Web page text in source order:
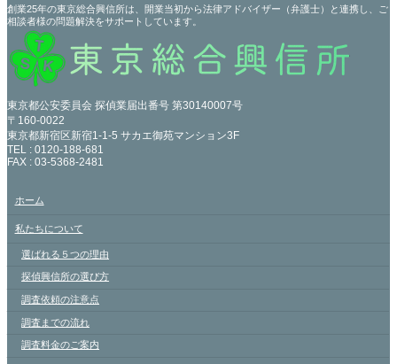
創業25年の東京総合興信所は、開業当初から法律アドバイザー（弁護士）と連携し、ご
相談者様の問題解決をサポートしています。
東京都公安委員会 探偵業届出番号 第30140007号
〒160-0022
東京都新宿区新宿1-1-5 サカエ御苑マンション3F
TEL : 0120-188-681
FAX : 03-5368-2481
ホーム
私たちについて
選ばれる５つの理由
探偵興信所の選び方
調査依頼の注意点
調査までの流れ
調査料金のご案内